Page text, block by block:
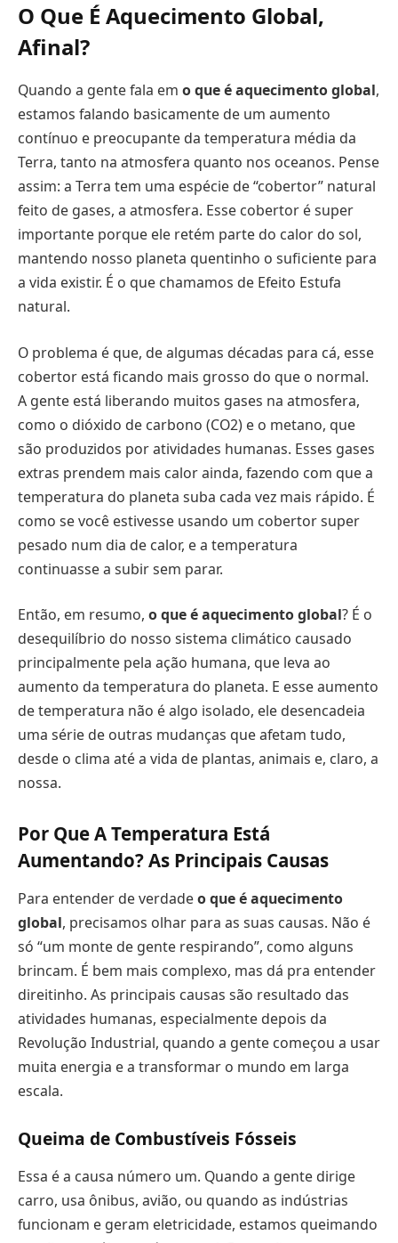
O Que É Aquecimento Global,
Afinal?
Quando a gente fala em o que é aquecimento global,
estamos falando basicamente de um aumento
contínuo e preocupante da temperatura média da
Terra, tanto na atmosfera quanto nos oceanos. Pense
assim: a Terra tem uma espécie de “cobertor” natural
feito de gases, a atmosfera. Esse cobertor é super
importante porque ele retém parte do calor do sol,
mantendo nosso planeta quentinho o suficiente para
a vida existir. É o que chamamos de Efeito Estufa
natural.
O problema é que, de algumas décadas para cá, esse
cobertor está ficando mais grosso do que o normal.
A gente está liberando muitos gases na atmosfera,
como o dióxido de carbono (CO2) e o metano, que
são produzidos por atividades humanas. Esses gases
extras prendem mais calor ainda, fazendo com que a
temperatura do planeta suba cada vez mais rápido. É
como se você estivesse usando um cobertor super
pesado num dia de calor, e a temperatura
continuasse a subir sem parar.
Então, em resumo, o que é aquecimento global? É o
desequilíbrio do nosso sistema climático causado
principalmente pela ação humana, que leva ao
aumento da temperatura do planeta. E esse aumento
de temperatura não é algo isolado, ele desencadeia
uma série de outras mudanças que afetam tudo,
desde o clima até a vida de plantas, animais e, claro, a
nossa.
Por Que A Temperatura Está
Aumentando? As Principais Causas
Para entender de verdadeo que é aquecimento
global, precisamos olhar para as suas causas. Não é
só “um monte de gente respirando”, como alguns
brincam. É bem mais complexo, mas dá pra entender
direitinho. As principais causas são resultado das
atividades humanas, especialmente depois da
Revolução Industrial, quando a gente começou a usar
muita energia e a transformar o mundo em larga
escala.
Queima de Combustíveis Fósseis
Essa é a causa número um. Quando a gente dirige
carro, usa ônibus, avião, ou quando as indústrias
funcionam e geram eletricidade, estamos queimando